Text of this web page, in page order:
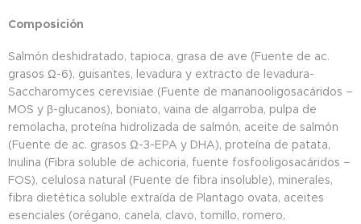
Composición
Salmón deshidratado, tapioca, grasa de ave (Fuente de ac.
grasos Ω-6), guisantes, levadura y extracto de levadura-
Saccharomyces cerevisiae (Fuente de mananooligosacáridos –
MOS y β-glucanos), boniato, vaina de algarroba, pulpa de
remolacha, proteína hidrolizada de salmón, aceite de salmón
(Fuente de ac. grasos Ω-3-EPA y DHA), proteína de patata,
Inulina (Fibra soluble de achicoria, fuente fosfooligosacáridos –
FOS), celulosa natural (Fuente de fibra insoluble), minerales,
fibra dietética soluble extraída de Plantago ovata, aceites
esenciales (orégano, canela, clavo, tomillo, romero,